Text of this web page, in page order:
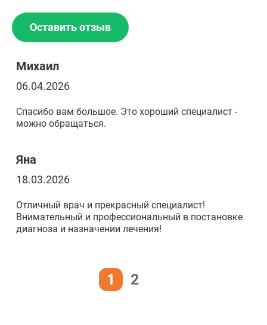
Оставить отзыв
Михаил
06.04.2026
Спасибо вам большое. Это хороший специалист -
можно обращаться.
Яна
18.03.2026
Отличный врач и прекрасный специалист!
Внимательный и профессиональный в постановке
диагноза и назначении лечения!
1 2